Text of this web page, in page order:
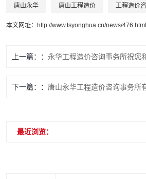
唐山永华 唐山工程造价 工程造价
本文网址： http://www.tsyonghua.cn/news/476.html
上一篇： 永华工程造价咨询事务所祝您
下一篇： 唐山永华工程造价咨询事务所
最近浏览：